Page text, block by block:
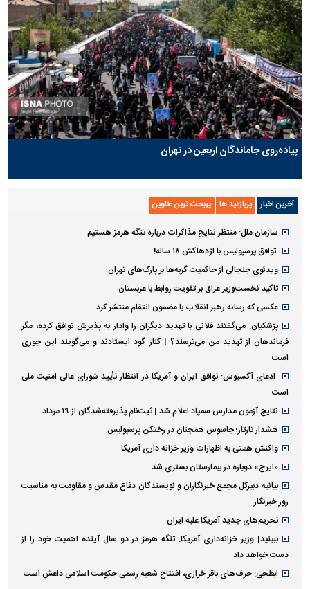
پیاده‌روی جاماندگان اربعین در تهران
آخرین اخبار پربازدید ها پربحث ترین عناوین
سازمان ملل: منتظر نتایج مذاکرات درباره تنگه هرمز هستیم
توافق پرسپولیس با اژدهاکش ۱۸ ساله!
ویدئوی جنجالی از حاکمیت گربه‌ها بر پارک‌های تهران
تاکید نخست‌وزیر عراق بر تقویت روابط با عربستان
عکسی که رسانه رهبر انقلاب با مضمون انتقام منتشر کرد
پزشکیان: می‌گفتند فلانی با تهدید دیگران را وادار به پذیرش توافق کرده، مگر
فرماندهان از تهدید من می‌ترسند؟ | کنار گود ایستادند و می‌گویند این جوری
است
ادعای آکسیوس: توافق ایران و آمریکا در انتظار تأیید شورای عالی امنیت ملی
است
نتایج آزمون مدارس سمپاد اعلام شد | ثبت‌نام پذیرفته‌شدگان از ۱۹ مرداد
هشدار تارتار؛ جاسوس همچنان در رختکن پرسپولیس
واکنش همتی به اظهارات وزیر خزانه داری آمریکا
«ایرج» دوباره در بیمارستان بستری شد
بیانیه دبیرکل مجمع خبرنگاران و نویسندگان دفاع مقدس و مقاومت به مناسبت
روز خبرنگار
تحریم‌های جدید آمریکا علیه ایران
ببینید| وزیر خزانه‌داری آمریکا: تنگه هرمز در دو سال آینده اهمیت خود را از
دست خواهد داد
ابطحی: حرف‌های باقر خرازی، افتتاح شعبه رسمی حکومت اسلامی داعش است